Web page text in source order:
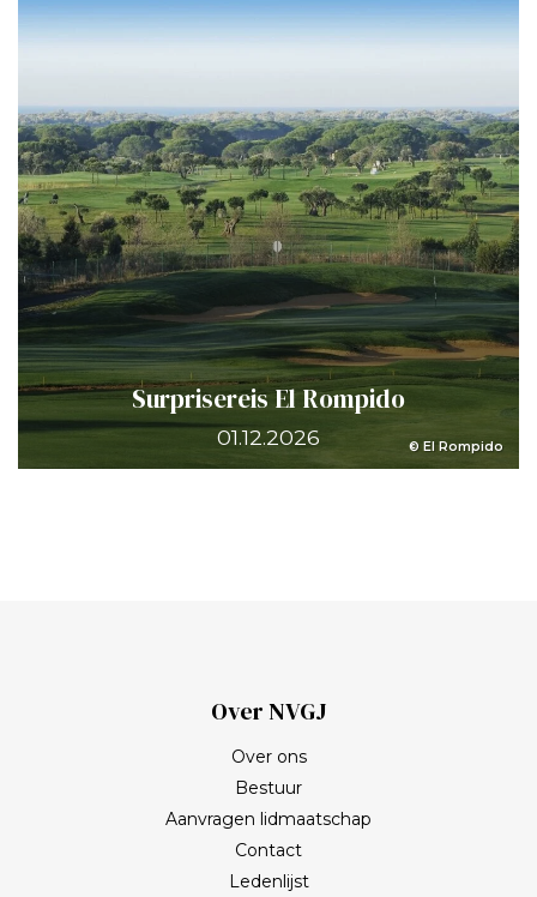
© El Rompido
Surprisereis El Rompido
01.12.2026
Over NVGJ
Over ons
Bestuur
Aanvragen lidmaatschap
Contact
Ledenlijst